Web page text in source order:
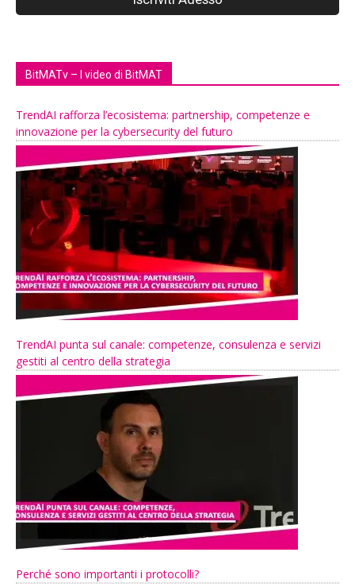
BitMATv – I video di BitMAT
TrendAI rafforza l’ecosistema: partnership, competenze e
innovazione per la cybersecurity del futuro
TrendAI punta sul canale: competenze, consulenza e servizi
gestiti al centro della strategia
Perché sono importanti i protocolli?